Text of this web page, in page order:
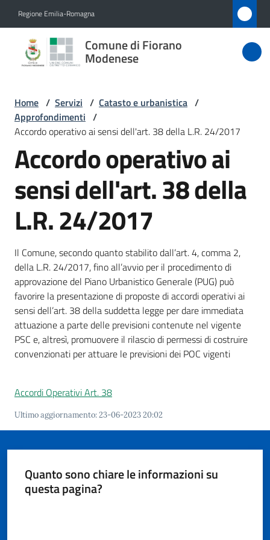
Regione Emilia-Romagna
Comune di Fiorano
Modenese
Comune
di Fiorano
Amministrazione
Novità
Servizi
Menu selezionato
Vivere
Modenese
A
l
l
r
a
m
e
Home / Servizi / Catasto e urbanistica /
Approfondimenti /
Accordo operativo ai sensi dell'art. 38 della L.R. 24/2017
Accordo operativo ai
sensi dell'art. 38 della
L.R. 24/2017
Il Comune, secondo quanto stabilito dall’art. 4, comma 2,
della L.R. 24/2017, fino all’avvio per il procedimento di
approvazione del Piano Urbanistico Generale (PUG) può
favorire la presentazione di proposte di accordi operativi ai
sensi dell’art. 38 della suddetta legge per dare immediata
attuazione a parte delle previsioni contenute nel vigente
PSC e, altresì, promuovere il rilascio di permessi di costruire
convenzionati per attuare le previsioni dei POC vigenti
Accordi Operativi Art. 38
Ultimo aggiornamento:23-06-2023 20:02
Quanto sono chiare le informazioni su
questa pagina?